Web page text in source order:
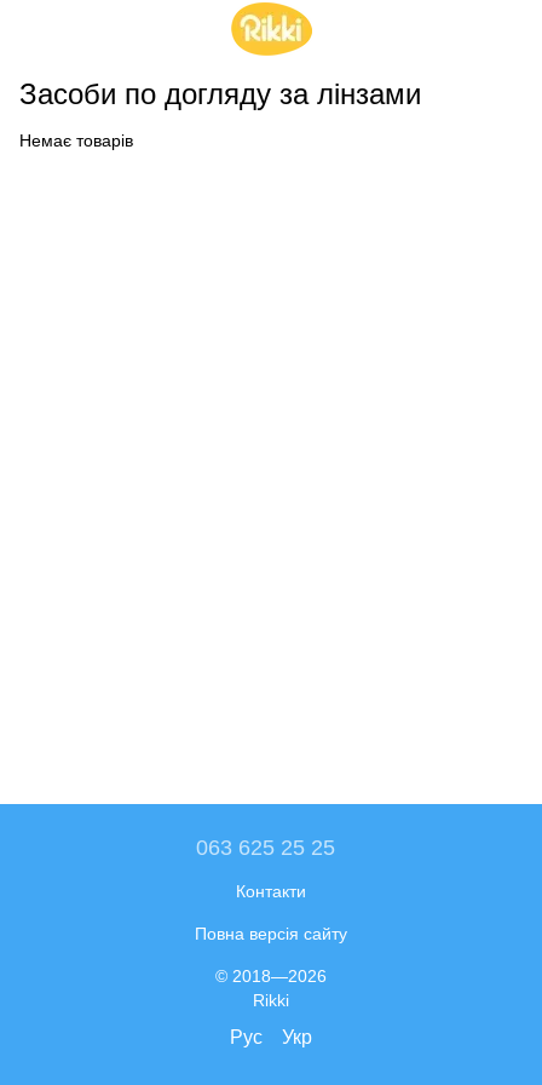
Засоби по догляду за лінзами
Немає товарів
063 625 25 25
Контакти
Повна версія сайту
© 2018—2026
Rikki
Рус Укр